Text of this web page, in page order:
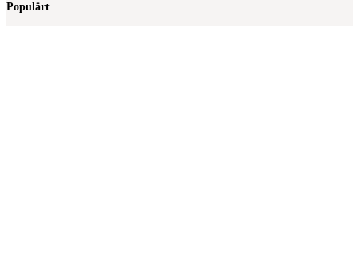
Populärt